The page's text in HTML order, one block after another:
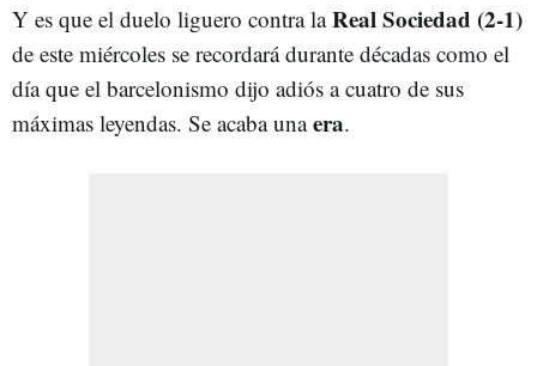
Y es que el duelo liguero contra laReal Sociedad (2-1)
de este miércoles se recordará durante décadas como el
día que el barcelonismo dijo adiós a cuatro de sus
máximas leyendas. Se acaba unaera.